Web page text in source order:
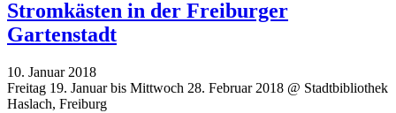
Stromkästen in der Freiburger
Gartenstadt
10. Januar 2018
Freitag 19. Januar bis Mittwoch 28. Februar 2018 @ Stadtbibliothek
Haslach, Freiburg